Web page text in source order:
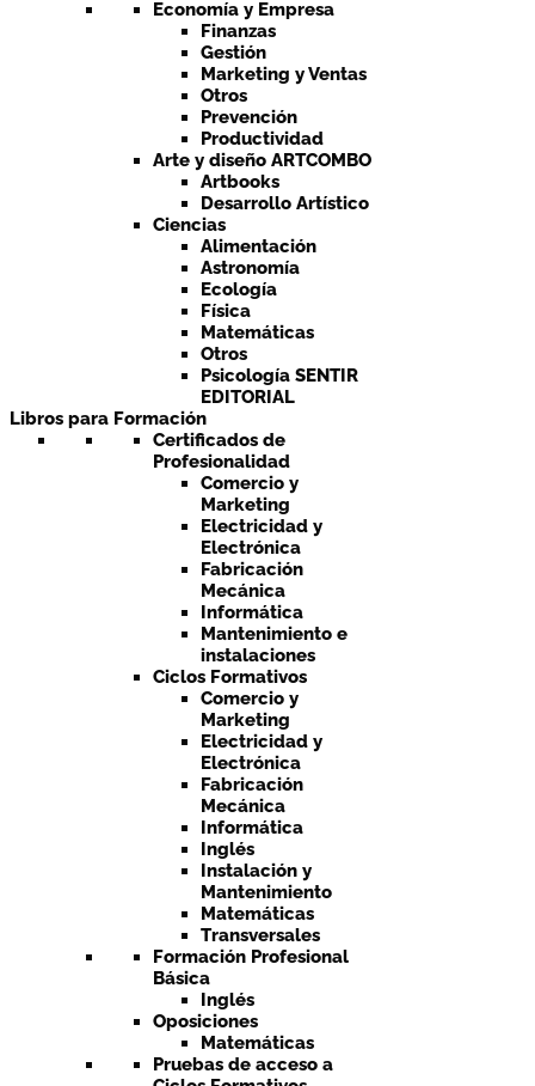
Economía y Empresa
Finanzas
Gestión
Marketing y Ventas
Otros
Prevención
Productividad
Arte y diseño ARTCOMBO
Artbooks
Desarrollo Artístico
Ciencias
Alimentación
Astronomía
Ecología
Física
Matemáticas
Otros
Psicología SENTIR
EDITORIAL
Libros para Formación
Certificados de
Profesionalidad
Comercio y
Marketing
Electricidad y
Electrónica
Fabricación
Mecánica
Informática
Mantenimiento e
instalaciones
Ciclos Formativos
Comercio y
Marketing
Electricidad y
Electrónica
Fabricación
Mecánica
Informática
Inglés
Instalación y
Mantenimiento
Matemáticas
Transversales
Formación Profesional
Básica
Inglés
Oposiciones
Matemáticas
Pruebas de acceso a